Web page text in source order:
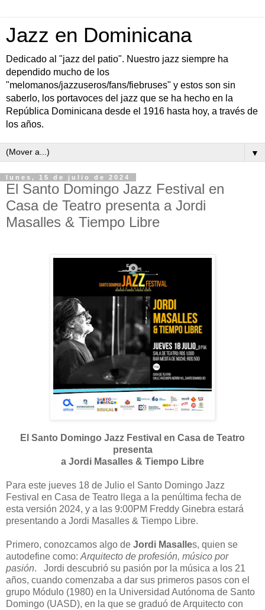
Jazz en Dominicana
Dedicado al "jazz del patio". Nuestro jazz siempre ha
dependido mucho de los
"melomanos/jazzuseros/fans/fiebruses" y estos son sin
saberlo, los portavoces del jazz que se ha hecho en la
República Dominicana desde el 1916 hasta hoy, a través de
los años.
▼
lunes, 15 de julio de 2024
El Santo Domingo Jazz Festival en
Casa de Teatro presenta a Jordi
Masalles & Tiempo Libre
El Santo Domingo Jazz Festival en Casa de Teatro
presenta
a Jordi Masalles & Tiempo Libre
Para este jueves 18 de Julio el Santo Domingo Jazz
Festival en Casa de Teatro llega a la penúltima fecha de
esta versión 2024, y a las 9:00PM Freddy Ginebra estará
presentando a Jordi Masalles & Tiempo Libre.
Primero, conozcamos algo de Jordi Masalles, quien se
autodefine como:Arquitecto de profesión, músico por
pasión. Jordi descubrió su pasión por la música a los 21
años, cuando comenzaba a dar sus primeros pasos con el
grupo Módulo (1980) en la Universidad Autónoma de Santo
Domingo (UASD), en la que se graduó de Arquitecto con